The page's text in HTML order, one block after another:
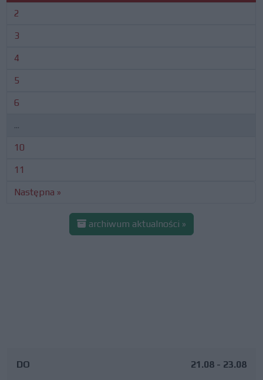
2
3
4
5
6
...
10
11
Następna »
archiwum aktualności »
DO 21.08 - 23.08